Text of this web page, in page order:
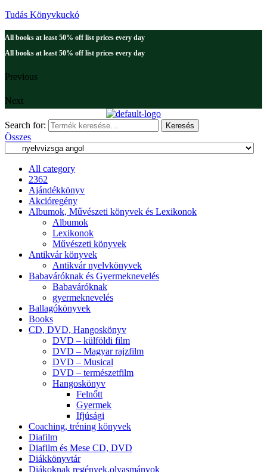
Tudás Könyvkuckó
All books at least 50% off list prices every day
All books at least 50% off list prices every day
Previous
Next
Search for: Keresés
Összes
All category
2362
Ajándékkönyv
Akcióregény
Albumok, Művészeti könyvek és Lexikonok
Albumok
Lexikonok
Művészeti könyvek
Antikvár könyvek
Antikvár nyelvkönyvek
Babaváróknak és Gyermeknevelés
Babaváróknak
gyermeknevelés
Ballagókönyvek
Books
CD, DVD, Hangoskönyv
DVD – külföldi film
DVD – Magyar rajzfilm
DVD – Musical
DVD – természetfilm
Hangoskönyv
Felnőtt
Gyermek
Ifjúsági
Coaching, tréning könyvek
Diafilm
Diafilm és Mese CD, DVD
Diákkönyvtár
Diákoknak regények,olvasmányok